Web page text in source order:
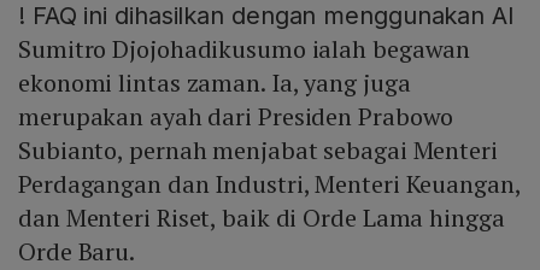
! FAQ ini dihasilkan dengan menggunakan AI
Sumitro Djojohadikusumo ialah begawan
ekonomi lintas zaman. Ia, yang juga
merupakan ayah dari Presiden Prabowo
Subianto, pernah menjabat sebagai Menteri
Perdagangan dan Industri, Menteri Keuangan,
dan Menteri Riset, baik di Orde Lama hingga
Orde Baru.